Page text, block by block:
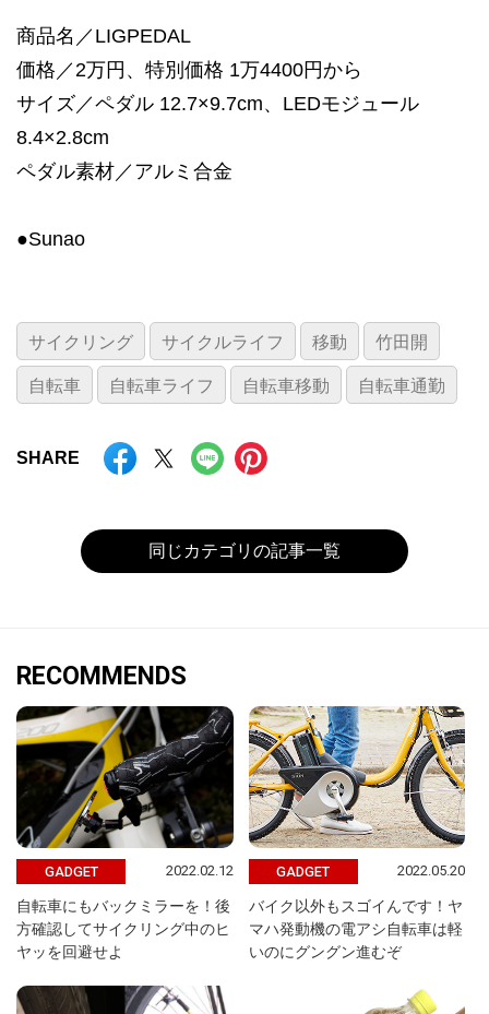
商品名／LIGPEDAL
価格／2万円、特別価格 1万4400円から
サイズ／ペダル 12.7×9.7cm、LEDモジュール
8.4×2.8cm
ペダル素材／アルミ合金
●Sunao
サイクリング サイクルライフ 移動 竹田開
自転車 自転車ライフ 自転車移動 自転車通勤
SHARE
同じカテゴリの記事一覧
RECOMMENDS
GADGET 2022.02.12
自転車にもバックミラーを！後
方確認してサイクリング中のヒ
ヤッを回避せよ
GADGET 2022.05.20
バイク以外もスゴイんです！ヤ
マハ発動機の電アシ自転車は軽
いのにグングン進むぞ